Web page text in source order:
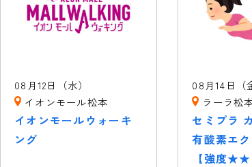
08月12日（水）
イオンモール松本
イオンモールウォーキ
ング
08月14日（
ラーラ松
セミプラ
有酸素エ
【強度★★